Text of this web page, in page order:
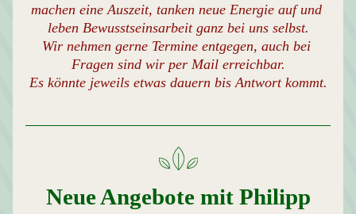
machen eine Auszeit, tanken neue Energie auf und
leben Bewusstseinsarbeit ganz bei uns selbst.
Wir nehmen gerne Termine entgegen, auch bei
Fragen sind wir per Mail erreichbar.
Es könnte jeweils etwas dauern bis Antwort kommt.
Neue Angebote mit Philipp